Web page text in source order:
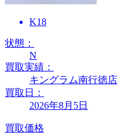
K18
状態：
N
買取実績：
キングラム南行徳店
買取日：
2026年8月5日
買取価格